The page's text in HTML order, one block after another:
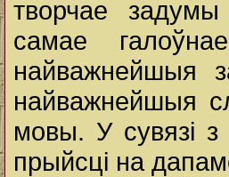
творчае
самае
найважнейшыя
найважнейшыя
мовы. У сувязі з
прыйсці на